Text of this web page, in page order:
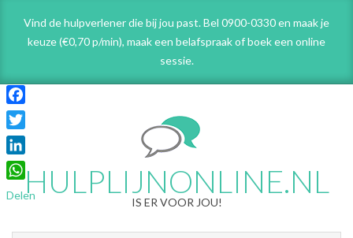
content
Vind de hulpverlener die bij jou past. Bel 0900-0330 en maak je
keuze (€0,70 p/min), maak een belafspraakof boek een online
sessie.
HULPLIJNONLINE.NL
IS ER VOOR JOU!
Facebook
Twitter
LinkedIn
WhatsApp
Delen